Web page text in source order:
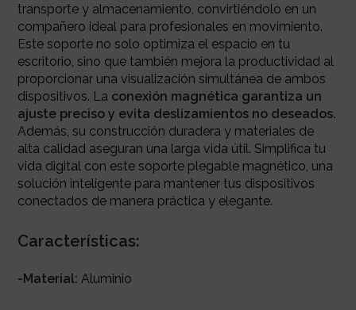
transporte y almacenamiento, convirtiéndolo en un
compañero ideal para profesionales en movimiento.
Este soporte no solo optimiza el espacio en tu
escritorio, sino que también mejora la productividad al
proporcionar una visualización simultánea de ambos
dispositivos. La conexión magnética garantiza un
ajuste preciso y evita deslizamientos no deseados.
Además, su construcción duradera y materiales de
alta calidad aseguran una larga vida útil. Simplifica tu
vida digital con este soporte plegable magnético, una
solución inteligente para mantener tus dispositivos
conectados de manera práctica y elegante.
Características:
-Material: Aluminio